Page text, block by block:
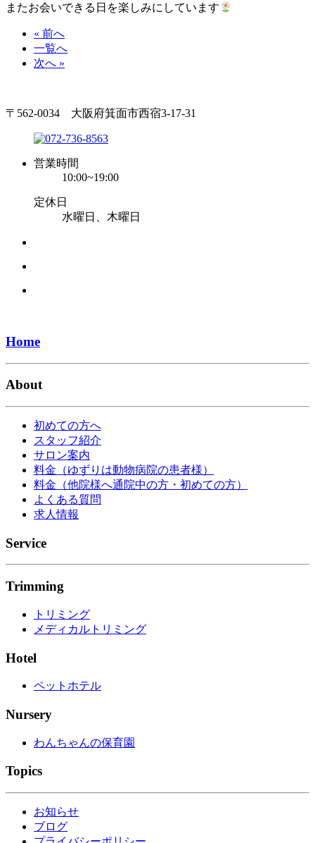
またお会いできる日を楽しみにしています
« 前へ
一覧へ
次へ »
〒562-0034 大阪府箕面市西宿3-17-31
営業時間
10:00~19:00
定休日
水曜日、木曜日
Home
About
初めての方へ
スタッフ紹介
サロン案内
料金（ゆずりは動物病院の患者様）
料金（他院様へ通院中の方・初めての方）
よくある質問
求人情報
Service
Trimming
トリミング
メディカルトリミング
Hotel
ペットホテル
Nursery
わんちゃんの保育園
Topics
お知らせ
ブログ